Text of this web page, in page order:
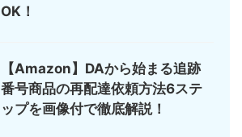
OK！
【Amazon】DAから始まる追跡
番号商品の再配達依頼方法6ステ
ップを画像付で徹底解説！